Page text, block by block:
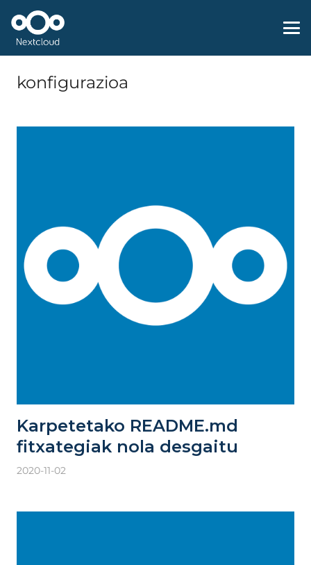
konfigurazioa
Karpetetako README.md
fitxategiak nola desgaitu
2020-11-02